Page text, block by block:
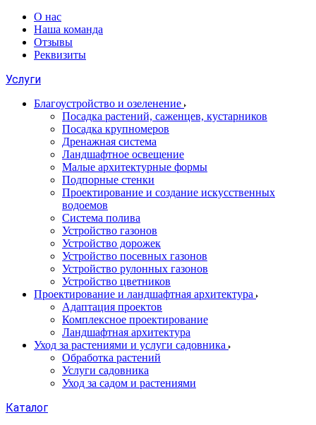
О нас
Наша команда
Отзывы
Реквизиты
Услуги
Благоустройство и озеленение
Посадка растений, саженцев, кустарников
Посадка крупномеров
Дренажная система
Ландшафтное освещение
Малые архитектурные формы
Подпорные стенки
Проектирование и создание искусственных
водоемов
Система полива
Устройство газонов
Устройство дорожек
Устройство посевных газонов
Устройство рулонных газонов
Устройство цветников
Проектирование и ландшафтная архитектура
Адаптация проектов
Комплексное проектирование
Ландшафтная архитектура
Уход за растениями и услуги садовника
Обработка растений
Услуги садовника
Уход за садом и растениями
Каталог